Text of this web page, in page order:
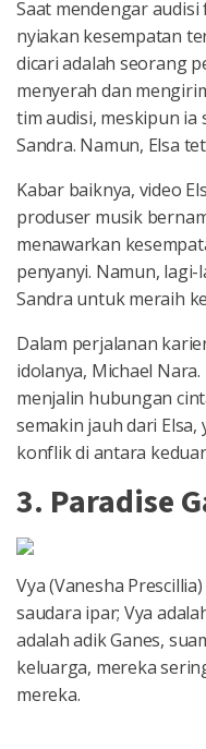
Saat mendengar
nyiakan kesempatan
dicari adalah seorang
menyerah dan
tim audisi, meskipun
Sandra. Namun, Elsa
Kabar baiknya, video
produser musik
menawarkan
penyanyi. Namun,
Sandra untuk meraih
Dalam perjalanan
idolanya, Michael
menjalin hubungan
semakin jauh dari
konflik di antara
3. Paradise
Vya (Vanesha
saudara ipar; Vya
adalah adik Ganes,
keluarga, mereka
mereka.